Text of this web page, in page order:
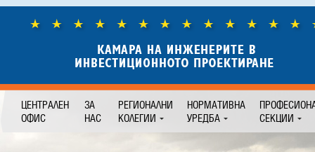
ЦЕНТРАЛЕН
ОФИС
ЗА
НАС
РЕГИОНАЛНИ
КОЛЕГИИ
НОРМАТИВНА
УРЕДБА
СЕКЦИИ